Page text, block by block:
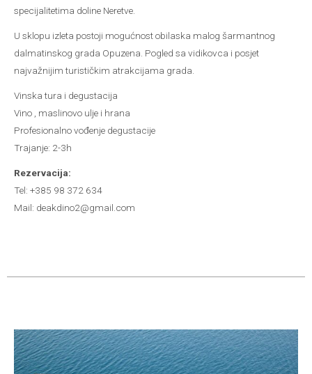
specijalitetima doline Neretve.
U sklopu izleta postoji mogućnost obilaska malog šarmantnog
dalmatinskog grada Opuzena. Pogled sa vidikovca i posjet
najvažnijim turističkim atrakcijama grada.
Vinska tura i degustacija
Vino , maslinovo ulje i hrana
Profesionalno vođenje degustacije
Trajanje: 2-3h
Rezervacija:
Tel: +385 98 372 634
Mail: deakdino2@gmail.com